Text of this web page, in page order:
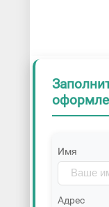
Имя
Адрес